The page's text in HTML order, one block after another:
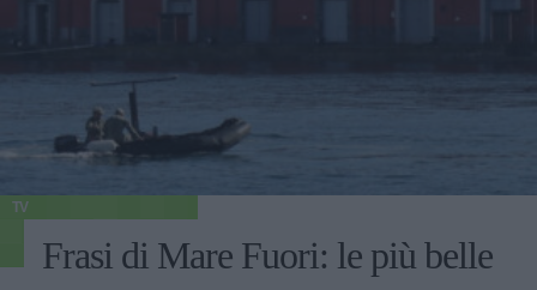
TV
Frasi di Mare Fuori: le più belle